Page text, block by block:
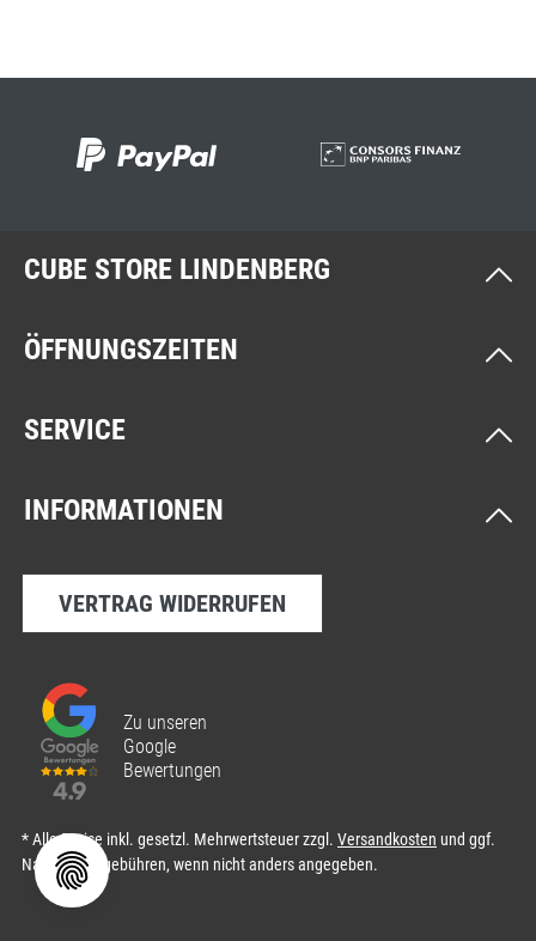
CUBE STORE LINDENBERG
ÖFFNUNGSZEITEN
SERVICE
INFORMATIONEN
VERTRAG WIDERRUFEN
Zu unseren
Google
Bewertungen
* Alle Preise inkl. gesetzl. Mehrwertsteuer zzgl. Versandkosten und ggf.
Nachnahmegebühren, wenn nicht anders angegeben.